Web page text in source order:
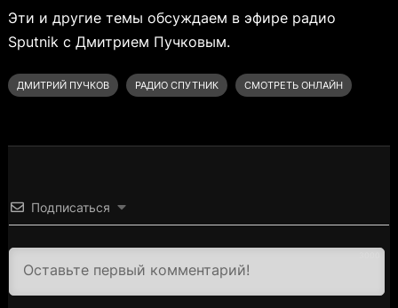
Эти и другие темы обсуждаем в эфире радио
Sputnik с Дмитрием Пучковым.
ДМИТРИЙ ПУЧКОВ РАДИО СПУТНИК СМОТРЕТЬ ОНЛАЙН
Подписаться